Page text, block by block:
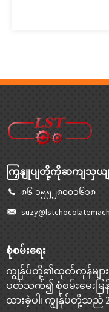
ကြှနျုပျတို့ကိုဆကျသှယျ
၈၆-၁၅၅၂၈၀၀၁၆၁၈
စုံစမ်းရေး
ကျွန်ုပ်တို့၏ထုတ်ကုန်များ
ပတ်သက်၍ စုံစမ်းမေးမ
ထားခဲ့ပါ၊ ကျွန်ုပ်တို့သည်